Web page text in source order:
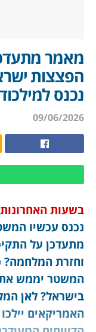
מאמר
הפצצות
נכנס
09/06/2026
בשעות האחרונות
נכנס עכשיו
מתעדכן על
וחזרת
המשטר יממש את
בישראל? לאן
האמריקאים